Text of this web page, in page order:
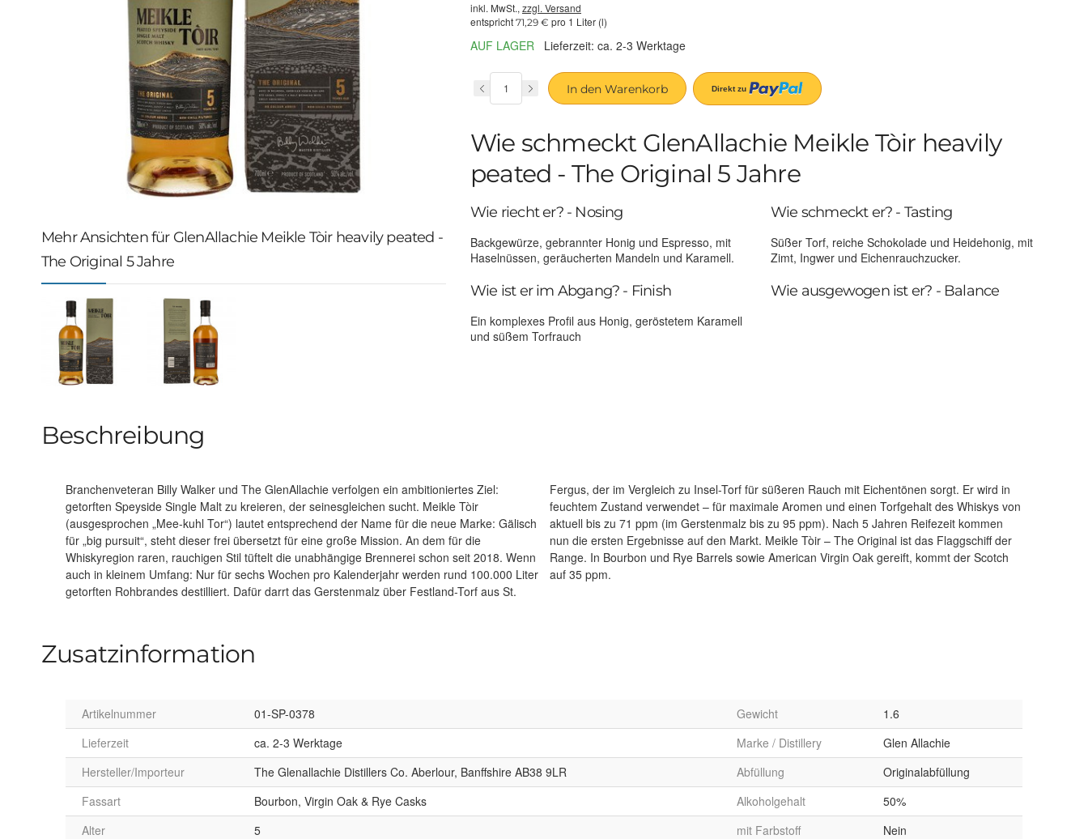
Mehr Ansichten für GlenAllachie Meikle Tòir heavily peated -
The Original 5 Jahre
inkl. MwSt., zzgl. Versand
entspricht 71,29 € pro 1 Liter (l)
AUF LAGER Lieferzeit: ca. 2-3 Werktage
In den Warenkorb
Wie schmeckt GlenAllachie Meikle Tòir heavily
peated - The Original 5 Jahre
Wie riecht er? - Nosing
Backgewürze, gebrannter Honig und Espresso, mit
Haselnüssen, geräucherten Mandeln und Karamell.
Wie schmeckt er? - Tasting
Süßer Torf, reiche Schokolade und Heidehonig, mit
Zimt, Ingwer und Eichenrauchzucker.
Wie ist er im Abgang? - Finish
Ein komplexes Profil aus Honig, geröstetem Karamell
und süßem Torfrauch
Wie ausgewogen ist er? - Balance
Beschreibung
Branchenveteran Billy Walker und The GlenAllachie verfolgen ein ambitioniertes Ziel:
getorften Speyside Single Malt zu kreieren, der seinesgleichen sucht. Meikle Tòir
(ausgesprochen „Mee-kuhl Tor“) lautet entsprechend der Name für die neue Marke: Gälisch
für „big pursuit“, steht dieser frei übersetzt für eine große Mission. An dem für die
Whiskyregion raren, rauchigen Stil tüftelt die unabhängige Brennerei schon seit 2018. Wenn
auch in kleinem Umfang: Nur für sechs Wochen pro Kalenderjahr werden rund 100.000 Liter
getorften Rohbrandes destilliert. Dafür darrt das Gerstenmalz über Festland-Torf aus St.
Fergus, der im Vergleich zu Insel-Torf für süßeren Rauch mit Eichentönen sorgt. Er wird in
feuchtem Zustand verwendet – für maximale Aromen und einen Torfgehalt des Whiskys von
aktuell bis zu 71 ppm (im Gerstenmalz bis zu 95 ppm). Nach 5 Jahren Reifezeit kommen
nun die ersten Ergebnisse auf den Markt. Meikle Tòir – The Original ist das Flaggschiff der
Range. In Bourbon und Rye Barrels sowie American Virgin Oak gereift, kommt der Scotch
auf 35 ppm.
Zusatzinformation
Artikelnummer 01-SP-0378 Gewicht
1.6
Lieferzeit
ca. 2-3 Werktage Marke / Distillery
Glen Allachie
Hersteller/Importeur
The Glenallachie Distillers Co. Aberlour, Banffshire AB38 9LR Abfüllung
Originalabfüllung
Fassart
Bourbon, Virgin Oak & Rye Casks Alkoholgehalt
50%
Alter
5 mit Farbstoff
Nein